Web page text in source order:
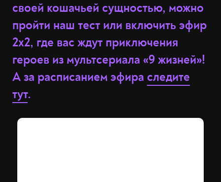
своей кошачьей сущностью, можно
пройти наш тест или включить эфир
2х2, где вас ждут приключения
героев из мультсериала «9 жизней»!
А за расписанием эфира следите
тут.